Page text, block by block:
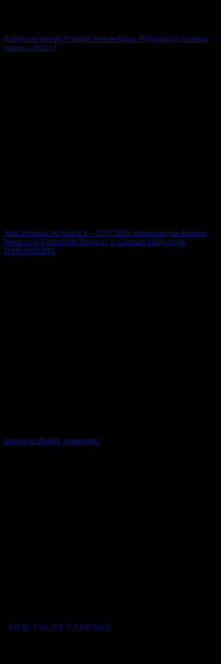
Praktyczne porady Przemka Walewskiego. Przygotuj się na sezon
startowy 2022 r.!
Nasz Patronat. W dniach 8 – 12.07.2019 zapraszamy na Runners
Week czyli Tydzień dla Biegaczy w Centrum Medycznym
DYNASPLINT.
Instrukcja obsługi „termostatu”
OFICJALNY FANPAGE